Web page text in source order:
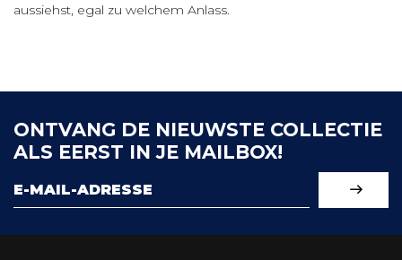
aussiehst, egal zu welchem Anlass.
ONTVANG DE NIEUWSTE COLLECTIE
ALS EERST IN JE MAILBOX!